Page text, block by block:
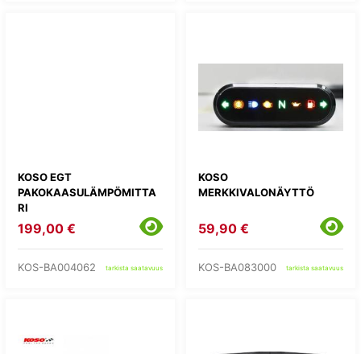
KOSO EGT
PAKOKAASULÄMPÖMITTA
RI
199,00 €
KOS-BA004062 tarkista saatavuus
KOSO
MERKKIVALONÄYTTÖ
59,90 €
KOS-BA083000 tarkista saatavuus